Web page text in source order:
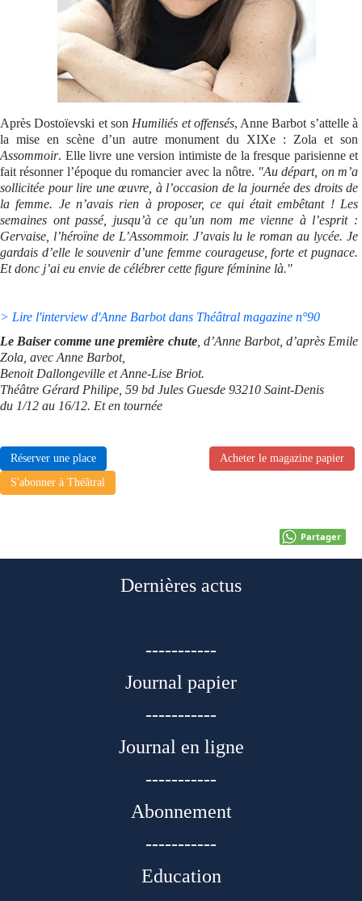
Après Dostoïevski et son Humiliés et offensés, Anne Barbot s’attelle à
la mise en scène d’un autre monument du XIXe : Zola et son
Assommoir. Elle livre une version intimiste de la fresque parisienne et
fait résonner l’époque du romancier avec la nôtre. "Au départ, on m’a
sollicitée pour lire une œuvre, à l’occasion de la journée des droits de
la femme. Je n’avais rien à proposer, ce qui était embêtant ! Les
semaines ont passé, jusqu’à ce qu’un nom me vienne à l’esprit :
Gervaise, l’héroïne de L’Assommoir. J’avais lu le roman au lycée. Je
gardais d’elle le souvenir d’une femme courageuse, forte et pugnace.
Et donc j’ai eu envie de célébrer cette figure féminine là."
> Lire l'interview d'Anne Barbot dans Théâtral magazine n°90
Le Baiser comme une première chute, d’Anne Barbot, d’après Emile
Zola, avec Anne Barbot,
Benoit Dallongeville et Anne-Lise Briot.
Théâtre Gérard Philipe, 59 bd Jules Guesde 93210 Saint-Denis
du 1/12 au 16/12. Et en tournée
Réserver une place
Acheter le magazine papier
S'abonner à Théâtral
Partager
Dernières actus
-----------
Journal papier
-----------
Journal en ligne
-----------
Abonnement
-----------
Education